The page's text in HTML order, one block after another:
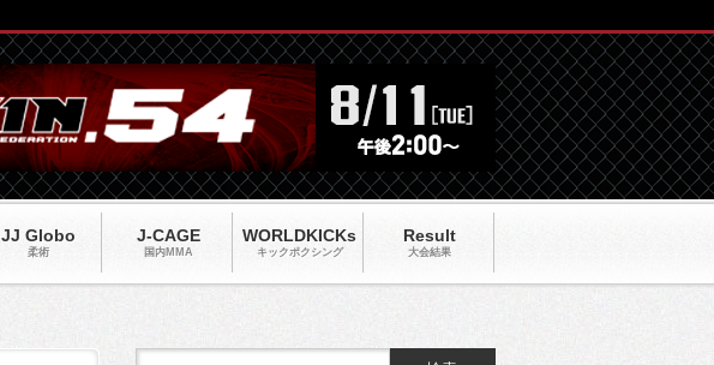
JJ Globo
柔術
J-CAGE
国内MMA
WORLDKICKs
キックポクシング
Result
大会結果